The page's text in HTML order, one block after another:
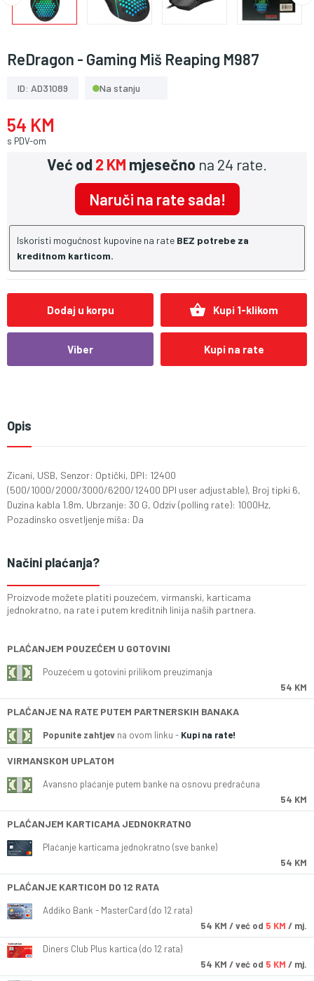
ReDragon - Gaming Miš Reaping M987
ID: AD31089 Na stanju
54 KM
s PDV-om
Već od2 KM mjesečno na 24 rate.
Naruči na rate sada!
Iskoristi mogućnost kupovine na rate BEZ potrebe za
kreditnom karticom.
Dodaj u korpu shopping_basket Kupi 1-klikom
Viber Kupi na rate
Opis
Zicani, USB, Senzor: Optički, DPI: 12400
(500/1000/2000/3000/6200/12400 DPI user adjustable), Broj tipki 6,
Duzina kabla 1.8m, Ubrzanje: 30 G, Odziv (polling rate): 1000Hz,
Pozadinsko osvetljenje miša: Da
Načini plaćanja?
Proizvode možete platiti pouzećem, virmanski, karticama
jednokratno, na rate i putem kreditnih linija naših partnera.
PLAĆANJEM POUZEĆEM U GOTOVINI
Pouzećem u gotovini prilikom preuzimanja
54 KM
PLAĆANJE NA RATE PUTEM PARTNERSKIH BANAKA
Popunite zahtjev na ovom linku - Kupi na rate!
VIRMANSKOM UPLATOM
Avansno plaćanje putem banke na osnovu predračuna
54 KM
PLAĆANJEM KARTICAMA JEDNOKRATNO
Plaćanje karticama jednokratno (sve banke)
54 KM
PLAĆANJE KARTICOM DO 12 RATA
Addiko Bank - MasterCard (do 12 rata)
54 KM / već od 5 KM / mj.
Diners Club Plus kartica (do 12 rata)
54 KM / već od 5 KM / mj.